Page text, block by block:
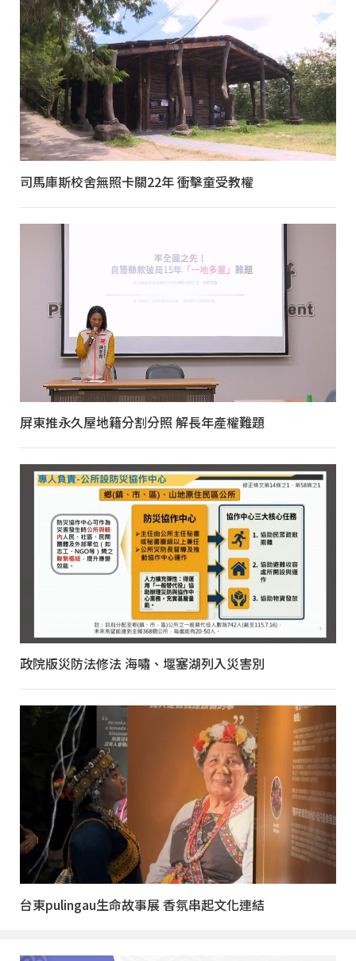
司馬庫斯校舍無照卡關22年 衝擊童受教權
屏東推永久屋地籍分割分照 解長年產權難題
政院版災防法修法 海嘯、堰塞湖列入災害別
台東pulingau生命故事展 香氛串起文化連結